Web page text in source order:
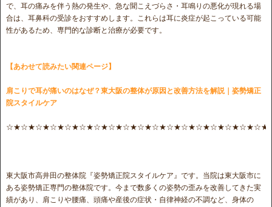
で、耳の痛みを伴う熱の発生や、急な聞こえづらさ・耳鳴りの悪化が現れる場
合は、耳鼻科の受診をおすすめします。これらは耳に炎症が起こっている可能
性があるため、専門的な診断と治療が必要です。
【あわせて読みたい関連ページ】
肩こりで耳が痛いのはなぜ？東大阪の整体が原因と改善方法を解説｜姿勢矯正
院スタイルケア
東大阪市高井田の整体院『姿勢矯正院スタイルケア』です。当院は東大阪市に
ある姿勢矯正専門の整体院です。今まで数多くの姿勢の歪みを改善してきた実
績があり、肩こりや腰痛、頭痛や産後の症状・自律神経の不調など、身体の